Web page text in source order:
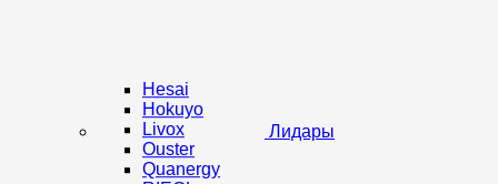
Лидары
Hesai
Hokuyo
Livox
Ouster
Quanergy